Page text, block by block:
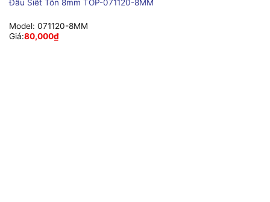
Đầu Siết Tôn 8mm TOP-071120-8MM
Model: 071120-8MM
Giá:80,000₫